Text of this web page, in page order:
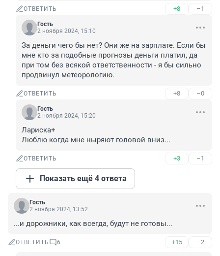
ОТВЕТИТЬ +8 –1
Гость
2 ноября 2024, 15:10
За деньги чего бы нет? Они же на зарплате. Если бы
мне кто за подобные прогнозы деньги платил, да
при том без всякой ответственности - я бы сильно
продвинул метеорологию.
ОТВЕТИТЬ +8 –0
Гость
2 ноября 2024, 15:20
Лариска+
Люблю когда мне ныряют головой вниз...
ОТВЕТИТЬ +3 –1
Показать ещё 4 ответа
Гость
2 ноября 2024, 13:52
...и дорожники, как всегда, будут не готовы...
ОТВЕТИТЬ 6 +15 –2